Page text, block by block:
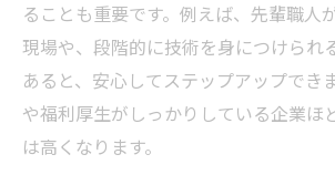
ることも重要です。例えば、先輩職人
現場や、段階的に技術を身につけられ
あると、安心してステップアップでき
や福利厚生がしっかりしている企業ほ
は高くなります。